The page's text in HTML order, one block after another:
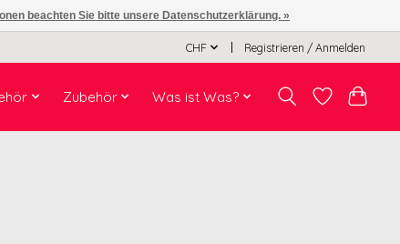
CHF Registrieren / Anmelden
Zubehör Was ist Was?
beachten Sie bitte unsere Datenschutzerklärung. »